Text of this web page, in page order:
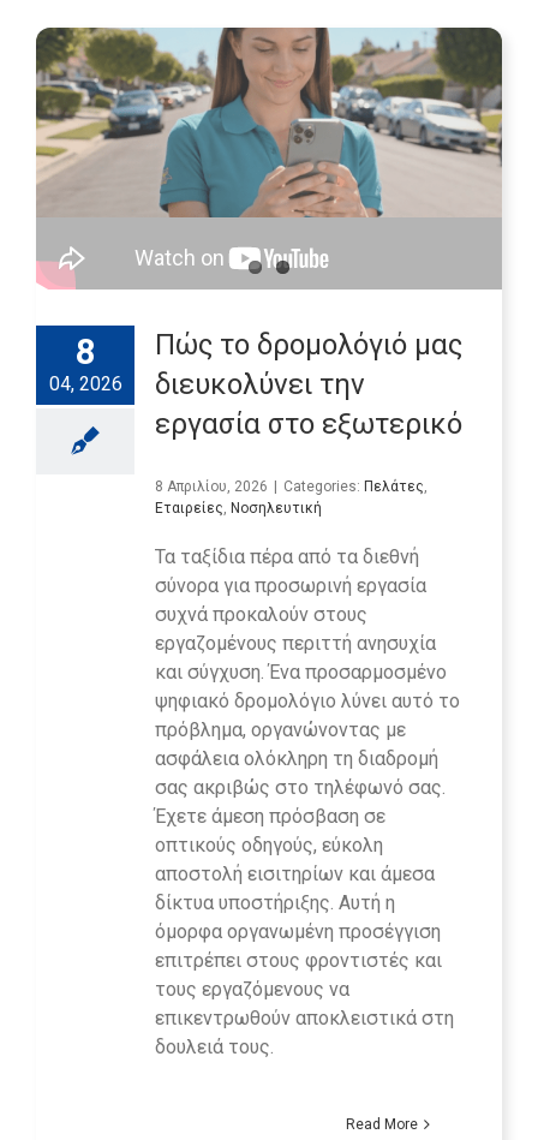
8
04, 2026
Πώς το δρομολόγιό μας
διευκολύνει την
εργασία στο εξωτερικό
8 Απριλίου, 2026 Categories: Πελάτες,
Εταιρείες, Νοσηλευτική
Τα ταξίδια πέρα από τα διεθνή
σύνορα για προσωρινή εργασία
συχνά προκαλούν στους
εργαζομένους περιττή ανησυχία
και σύγχυση. Ένα προσαρμοσμένο
ψηφιακό δρομολόγιο λύνει αυτό το
πρόβλημα, οργανώνοντας με
ασφάλεια ολόκληρη τη διαδρομή
σας ακριβώς στο τηλέφωνό σας.
Έχετε άμεση πρόσβαση σε
οπτικούς οδηγούς, εύκολη
αποστολή εισιτηρίων και άμεσα
δίκτυα υποστήριξης. Αυτή η
όμορφα οργανωμένη προσέγγιση
επιτρέπει στους φροντιστές και
τους εργαζόμενους να
επικεντρωθούν αποκλειστικά στη
δουλειά τους.
Read More